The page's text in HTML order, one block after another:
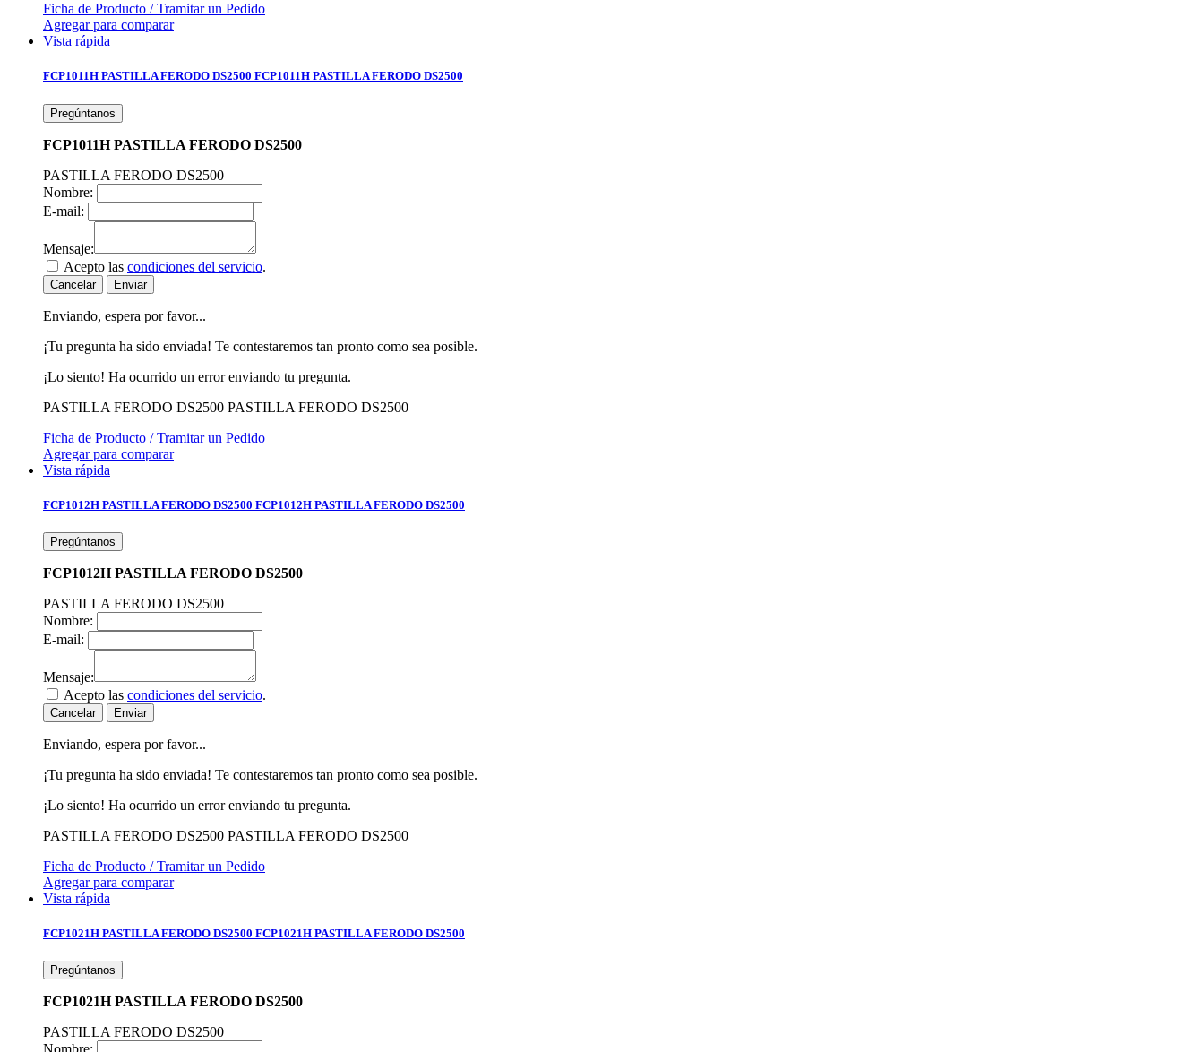
Ficha de Producto / Tramitar un Pedido
Agregar para comparar
Vista rápida
FCP1011H PASTILLA FERODO DS2500 FCP1011H PASTILLA FERODO DS2500
Pregúntanos
FCP1011H PASTILLA FERODO DS2500
PASTILLA FERODO DS2500
Nombre:
E-mail:
Mensaje:
Acepto las condiciones del servicio.
Cancelar Enviar
Enviando, espera por favor...
¡Tu pregunta ha sido enviada! Te contestaremos tan pronto como sea posible.
¡Lo siento! Ha ocurrido un error enviando tu pregunta.
PASTILLA FERODO DS2500 PASTILLA FERODO DS2500
Ficha de Producto / Tramitar un Pedido
Agregar para comparar
Vista rápida
FCP1012H PASTILLA FERODO DS2500 FCP1012H PASTILLA FERODO DS2500
Pregúntanos
FCP1012H PASTILLA FERODO DS2500
PASTILLA FERODO DS2500
Nombre:
E-mail:
Mensaje:
Acepto las condiciones del servicio.
Cancelar Enviar
Enviando, espera por favor...
¡Tu pregunta ha sido enviada! Te contestaremos tan pronto como sea posible.
¡Lo siento! Ha ocurrido un error enviando tu pregunta.
PASTILLA FERODO DS2500 PASTILLA FERODO DS2500
Ficha de Producto / Tramitar un Pedido
Agregar para comparar
Vista rápida
FCP1021H PASTILLA FERODO DS2500 FCP1021H PASTILLA FERODO DS2500
Pregúntanos
FCP1021H PASTILLA FERODO DS2500
PASTILLA FERODO DS2500